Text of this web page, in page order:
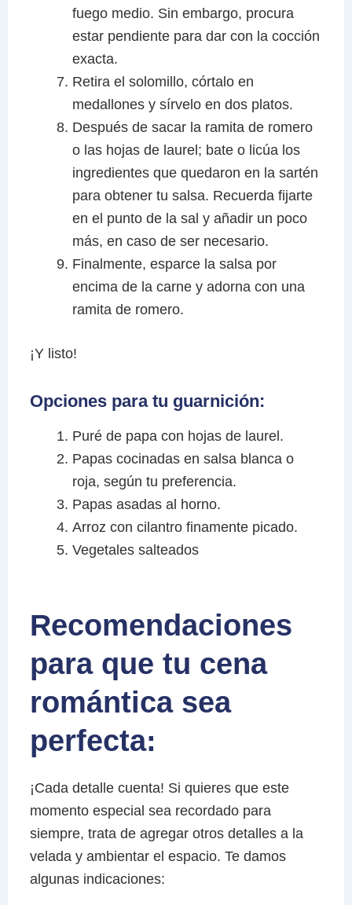
fuego medio. Sin embargo, procura
estar pendiente para dar con la cocción
exacta.
Retira el solomillo, córtalo en
medallones y sírvelo en dos platos.
Después de sacar la ramita de romero
o las hojas de laurel; bate o licúa los
ingredientes que quedaron en la sartén
para obtener tu salsa. Recuerda fijarte
en el punto de la sal y añadir un poco
más, en caso de ser necesario.
Finalmente, esparce la salsa por
encima de la carne y adorna con una
ramita de romero.
¡Y listo!
Opciones para tu guarnición:
Puré de papa con hojas de laurel.
Papas cocinadas en salsa blanca o
roja, según tu preferencia.
Papas asadas al horno.
Arroz con cilantro finamente picado.
Vegetales salteados
Recomendaciones
para que tu cena
romántica sea
perfecta:
¡Cada detalle cuenta! Si quieres que este
momento especial sea recordado para
siempre, trata de agregar otros detalles a la
velada y ambientar el espacio. Te damos
algunas indicaciones: